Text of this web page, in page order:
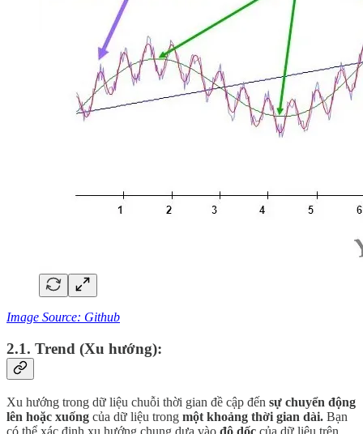
Image Source: Github
2.1. Trend (Xu hướng):
Xu hướng trong dữ liệu chuỗi thời gian đề cập đến sự chuyển động
lên hoặc xuống của dữ liệu trong một khoảng thời gian dài. Bạn
có thể xác định xu hướng chung dựa vào độ dốc của dữ liệu trên